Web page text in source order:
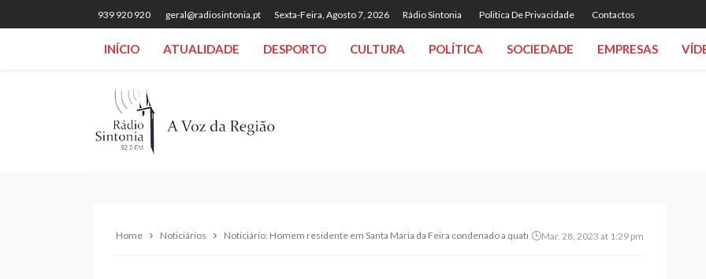
939 920 920 geral@radiosintonia.pt Sexta-Feira, Agosto 7, 2026 Rádio Sintonia Politica De Privacidade Contactos
INÍCIO ATUALIDADE DESPORTO CULTURA POLÍTICA SOCIEDADE EMPRESAS
Home Noticiários Noticiário: Homem residente em Santa Maria da Feira condenado a quatro anos de prisão por pornografia de
Mar. 28, 2023 at 1:29 pm